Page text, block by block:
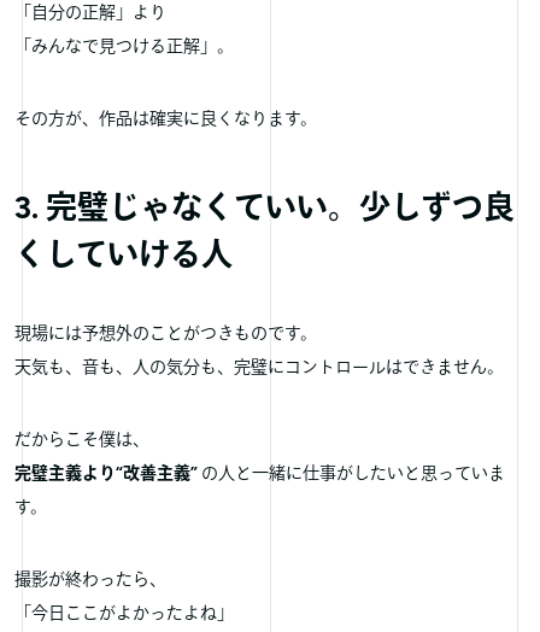
「自分の正解」より
「みんなで見つける正解」。
その方が、作品は確実に良くなります。
3. 完璧じゃなくていい。少しずつ良
くしていける人
現場には予想外のことがつきものです。
天気も、音も、人の気分も、完璧にコントロールはできません。
だからこそ僕は、
完璧主義より“改善主義” の人と一緒に仕事がしたいと思っていま
す。
撮影が終わったら、
「今日ここがよかったよね」